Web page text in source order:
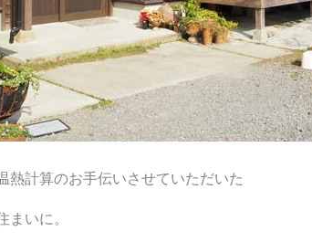
熱計算のお手伝いさせていただいた
いに。